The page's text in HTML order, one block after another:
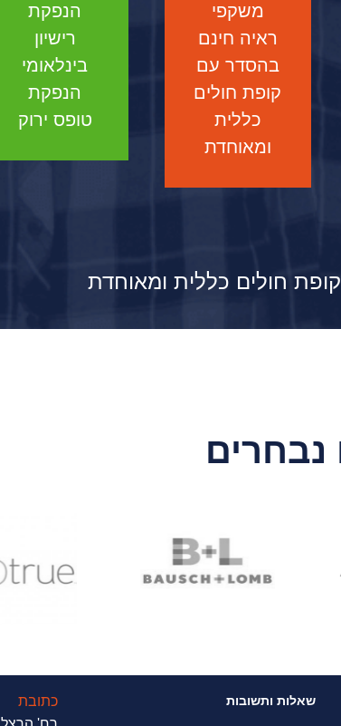
משקפי
ראיה חינם
בהסדר עם
קופת חולים
כללית
ומאוחדת
הנפקת
רישיון
בינלאומי
הנפקת
טופס ירוק
חולים כללית ומאוחדת
נבחרים
שאלות ותשובות
כתובת